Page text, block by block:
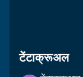
टेंटाक्रूअल